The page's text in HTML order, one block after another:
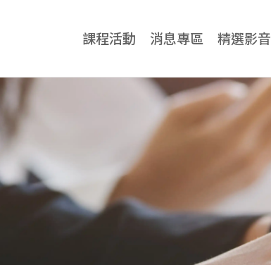
課程活動
牙科專業
牙科專業總覽
神奇傑克隱適美課程
All-on-4一日全口重建課程
消息專區 精選影音